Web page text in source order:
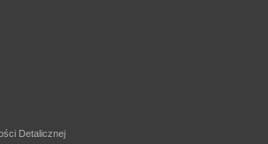
Detalicznej